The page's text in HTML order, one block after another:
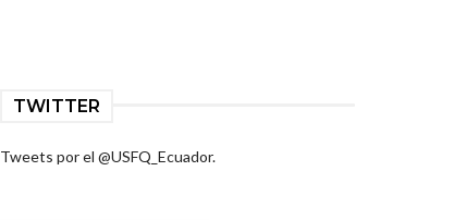
TWITTER
Tweets por el @USFQ_Ecuador.